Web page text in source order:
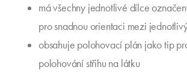
má všechny jednotlivé dílce
pro snadnou orientaci mezi
obsahuje polohovací plán jako tip
polohování střihu na látku